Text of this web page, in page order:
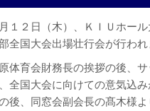
１２日（木）、ＫＩＵホール
全国大会出場壮行会が行われ
体育会財務長の挨拶の後、
全国大会に向けての意気込み
後、同窓会副会長の髙木様よ